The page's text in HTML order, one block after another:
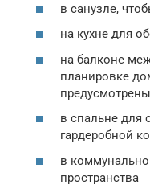
в санузле,
на кухне для
на балконе
планировке
предусмотрены
в спальне для
гардеробной
в
пространства